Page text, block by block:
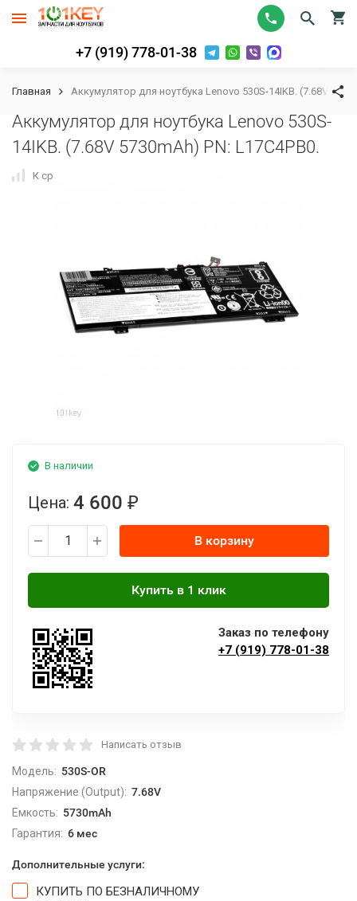
+7 (919) 778-01-38
Главная Аккумулятор для ноутбука Lenovo 530S-14IKB. (7.68V
Аккумулятор для ноутбука Lenovo 530S-
14IKB. (7.68V 5730mAh) PN: L17C4PB0.
К сравнению
В наличии
Цена: 4 600 ₽
В корзину
Заказ по телефону
+7 (919) 778-01-38
Написать отзыв
Модель: 530S-OR
Напряжение (Output): 7.68V
Емкость: 5730mAh
Гарантия: 6 мес
Дополнительные услуги:
КУПИТЬ ПО БЕЗНАЛИЧНОМУ